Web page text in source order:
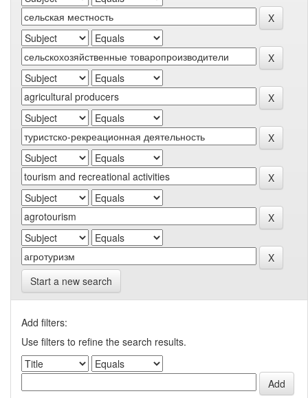
Start a new search
Add filters:
Use filters to refine the search results.